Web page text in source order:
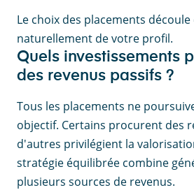
Le choix des placements
naturellement de votre profil.
Quels investissements
des revenus passifs ?
Tous les placements ne
objectif. Certains procurent des
d'autres privilégient la
stratégie équilibrée combine
plusieurs sources de revenus.